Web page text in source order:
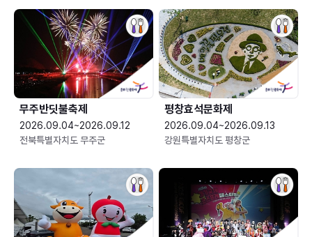
무주반딧불축제
2026.09.04~2026.09.12
전북특별자치도 무주군
평창효석문화제
2026.09.04~2026.09.13
강원특별자치도 평창군